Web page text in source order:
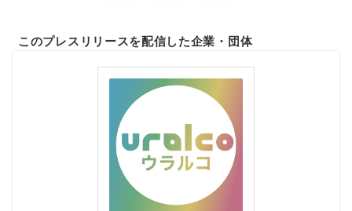
このプレスリリースを配信した企業・団体